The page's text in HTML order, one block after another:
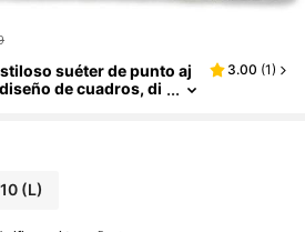
suéter de punto aj
de cuadros, di
3.00 (1)
(L)